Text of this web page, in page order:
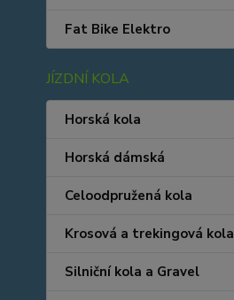
Fat Bike Elektro
JÍZDNÍ KOLA
Horská kola
Horská dámská
Celoodpružená kola
Krosová a trekingová kola
Silniční kola a Gravel